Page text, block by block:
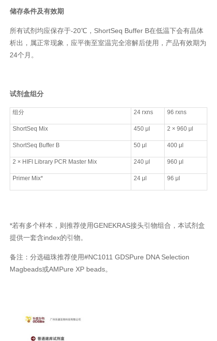
储存条件及有效期
所有试剂均应保存于-20℃，ShortSeq Buffer B在低温下会有晶体
析出，属正常现象，应平衡至室温完全溶解后使用，产品有效期为
24个月。
试剂盒组分
组分 24 rxns 96 rxns
ShortSeq Mix 450 μl 2 × 960 μl
ShortSeq Buffer B 50 μl 400 μl
2 × HIFI Library PCR Master Mix 240 μl 960 μl
Primer Mix* 24 μl 96 μl
*若有多个样本，则推荐使用GENEKRAS接头引物组合，本试剂盒
提供一套含index的引物。
备注：分选磁珠推荐使用#NC1011 GDSPure DNA Selection
Magbeads或AMPure XP beads。